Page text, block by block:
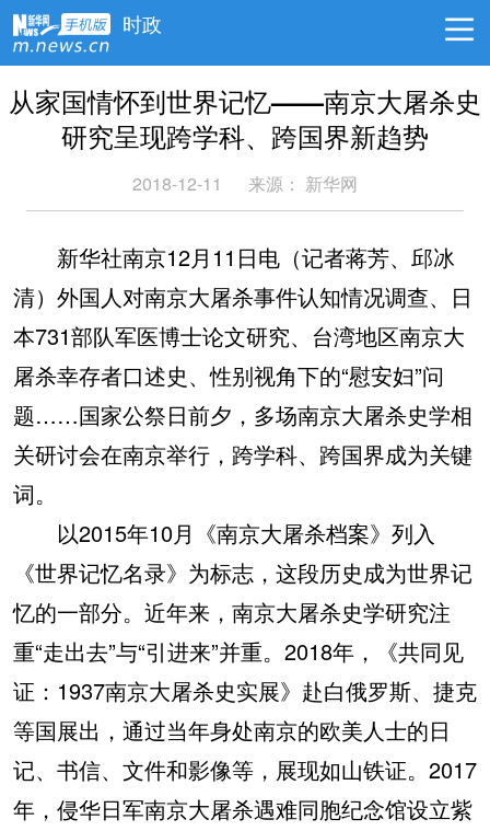
时政
从家国情怀到世界记忆——南京大屠杀史
研究呈现跨学科、跨国界新趋势
2018-12-11 来源： 新华网
新华社南京12月11日电（记者蒋芳、邱冰
清）外国人对南京大屠杀事件认知情况调查、日
本731部队军医博士论文研究、台湾地区南京大
屠杀幸存者口述史、性别视角下的“慰安妇”问
题……国家公祭日前夕，多场南京大屠杀史学相
关研讨会在南京举行，跨学科、跨国界成为关键
词。
以2015年10月《南京大屠杀档案》列入
《世界记忆名录》为标志，这段历史成为世界记
忆的一部分。近年来，南京大屠杀史学研究注
重“走出去”与“引进来”并重。2018年，《共同见
证：1937南京大屠杀史实展》赴白俄罗斯、捷克
等国展出，通过当年身处南京的欧美人士的日
记、书信、文件和影像等，展现如山铁证。2017
年，侵华日军南京大屠杀遇难同胞纪念馆设立紫